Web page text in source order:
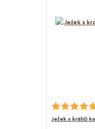
Ježek s králičí